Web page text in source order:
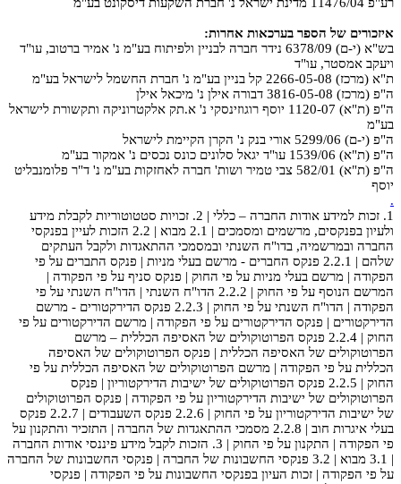
איזכורים של הספר בערכאות אחרות:
בש"א (י-ם) 6378/09 נידר חברה לבניין ולפיתוח בע"מ נ' אמיר ברטוב, עו"ד
ויעקב אמסטר, עו"ד
ת"א (מרכז) 2266-05-08 קל בניין בע"מ נ' חברת החשמל לישראל בע"מ
ה"פ (מרכז) 3816-05-08 דבורה אילן נ' מיכאל אילן
ה"פ (ת"א) 1120-07 יוסף רוגוזינסקי נ' א.תק אלקטרוניקה ותקשורת לישראל
בע"מ
ה"פ (י-ם) 5299/06 אורי בנק נ' הקרן הקיימת לישראל
ה"פ (ת"א) 1539/06 עו"ד יגאל סלונים כונס נכסים נ' אמקור בע"מ
ה"פ (ת"א) 582/01 צבי טמיר ושות' חברה לאחזקות בע"מ נ' ד"ר פלומנבליט
יוסף
.
1. זכות למידע אודות החברה – כללי | 2. זכויות סטטוטוריות לקבלת מידע
ולעיון בפנקסים, מרשמים ומסמכים | 2.1 מבוא | 2.2 הזכות לעיין בפנקסי
החברה ובמרשמיה, בדו"ח השנתי ובמסמכי ההתאגדות ולקבל העתקים
שלהם | 2.2.1 פנקס החברים - מרשם בעלי מניות | פנקס התברים על פי
הפקודה | מרשם בעלי מניות על פי החוק | פנקס סניף על פי הפקודה |
המרשם הנוסף על פי החוק | 2.2.2 הדו"ח השנתי | הדו"ח השנתי על פי
הפקודה | הדו"ח השנתי על פי החוק | 2.2.3 פנקס הדירקטורים - מרשם
הדירקטורים | פנקס הדירקטורים על פי הפקודה | מרשם הדירקטורים על פי
החוק | 2.2.4 פנקס הפרוטוקולים של האסיפה הכללית – מרשם
הפרוטוקולים של האסיפה הכללית | פנקס הפרוטוקולים של האסיפה
הכללית על פי הפקודה | מרשם הפרוטוקולים של האסיפה הכללית על פי
החוק | 2.2.5 פנקס הפרוטוקולים של ישיבות הדירקטוריון | פנקס
הפרוטוקולים של ישיבות הדירקטוריון על פי הפקודה | פנקס הפרוטוקולים
של ישיבות הדירקטוריון על פי החוק | 2.2.6 פנקס השעבודים | 2.2.7 פנקס
בעלי איגרות חוב | 2.2.8 מסמכי ההתאגדות של החברה | התזכיר והתקנון על
פי הפקודה | התקנון על פי החוק | 3. הזכות לקבל מידע פיננסי אודות החברה
| 3.1 מבוא | 3.2 פנקסי החשבונות של החברה | פנקסי החשבונות של החברה
על פי הפקודה | זכות העיון בפנקסי החשבונות על פי הפקודה | פנקסי